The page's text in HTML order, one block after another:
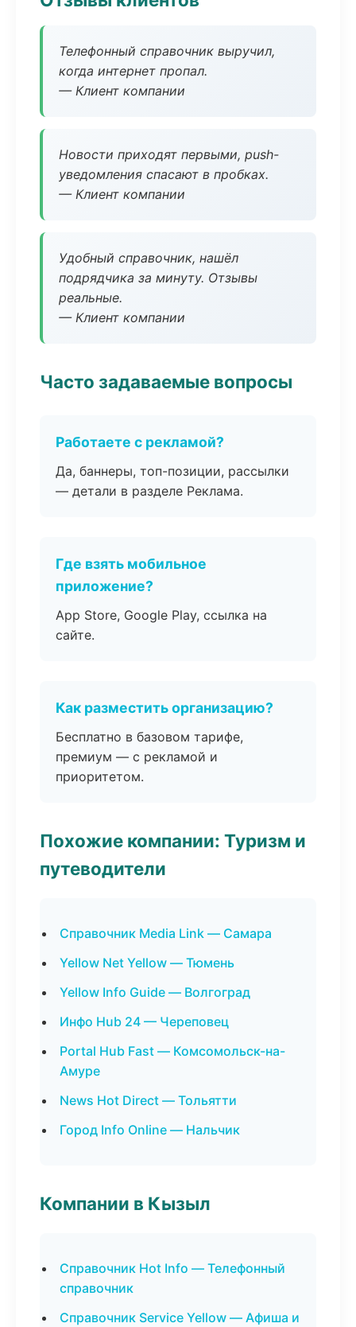
Телефонный справочник выручил,
когда интернет пропал.
— Клиент компании
Новости приходят первыми, push-
уведомления спасают в пробках.
— Клиент компании
Удобный справочник, нашёл
подрядчика за минуту. Отзывы
реальные.
— Клиент компании
Часто задаваемые вопросы
Работаете с рекламой?
Да, баннеры, топ-позиции, рассылки
— детали в разделе Реклама.
Где взять мобильное
приложение?
App Store, Google Play, ссылка на
сайте.
Как разместить организацию?
Бесплатно в базовом тарифе,
премиум — с рекламой и
приоритетом.
Похожие компании: Туризм и
путеводители
Справочник Media Link — Самара
Yellow Net Yellow — Тюмень
Yellow Info Guide — Волгоград
Инфо Hub 24 — Череповец
Portal Hub Fast — Комсомольск-на-
Амуре
News Hot Direct — Тольятти
Город Info Online — Нальчик
Компании в Кызыл
Справочник Hot Info — Телефонный
справочник
Справочник Service Yellow — Афиша и